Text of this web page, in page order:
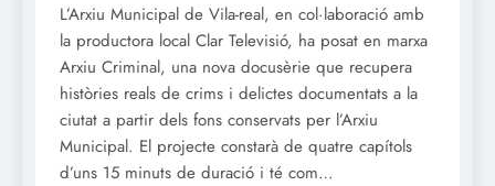
L’Arxiu Municipal de Vila-real, en col·laboració amb
la productora local Clar Televisió, ha posat en marxa
Arxiu Criminal, una nova docusèrie que recupera
històries reals de crims i delictes documentats a la
ciutat a partir dels fons conservats per l’Arxiu
Municipal. El projecte constarà de quatre capítols
d’uns 15 minuts de duració i té com…